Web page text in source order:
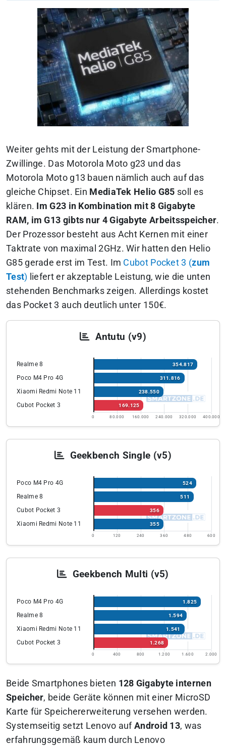
Weiter gehts mit der Leistung der Smartphone-
Zwillinge. Das Motorola Moto g23 und das
Motorola Moto g13 bauen nämlich auch auf das
gleiche Chipset. Ein MediaTek Helio G85 soll es
klären. Im G23 in Kombination mit 8 Gigabyte
RAM, im G13 gibts nur 4 Gigabyte Arbeitsspeicher.
Der Prozessor besteht aus Acht Kernen mit einer
Taktrate von maximal 2GHz. Wir hatten den Helio
G85 gerade erst im Test. Im Cubot Pocket 3 (zum
Test) liefert er akzeptable Leistung, wie die unten
stehenden Benchmarks zeigen. Allerdings kostet
das Pocket 3 auch deutlich unter 150€.
Antutu (v9)
Realme 8 354.817
Poco M4 Pro 4G 311.816
Xiaomi Redmi Note 11 238.550
Cubot Pocket 3 169.125
0 80.000 160.000 240.000 320.000 400.000
Geekbench Single (v5)
Poco M4 Pro 4G 524
Realme 8 511
Cubot Pocket 3 356
Xiaomi Redmi Note 11 355
0 120 240 360 480 600
Geekbench Multi (v5)
Poco M4 Pro 4G 1.825
Realme 8 1.594
Xiaomi Redmi Note 11 1.541
Cubot Pocket 3 1.268
0 400 800 1.200 1.600 2.000
Beide Smartphones bieten 128 Gigabyte internen
Speicher, beide Geräte können mit einer MicroSD
Karte für Speichererweiterung versehen werden.
Systemseitig setzt Lenovo aufAndroid 13, was
erfahrungsgemäß kaum durch Lenovo